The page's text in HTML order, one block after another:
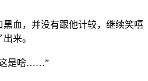
血，并没有跟他计较，继续笑嘻
来。
这是啥……”